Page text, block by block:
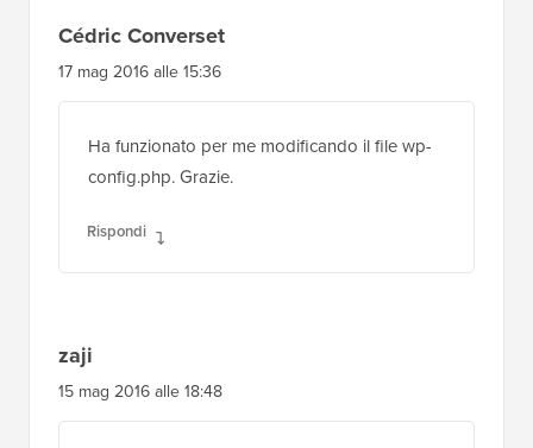
Cédric Converset
17 mag 2016 alle 15:36
Ha funzionato per me modificando il file wp-
config.php. Grazie.
Rispondi
zaji
15 mag 2016 alle 18:48